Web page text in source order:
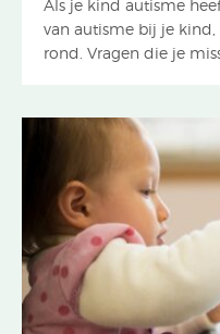
Als je kind autisme
van autisme bij je
rond. Vragen die je